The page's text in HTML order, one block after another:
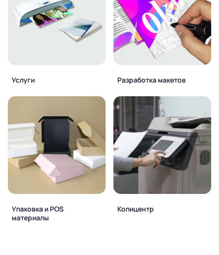
Услуги Разработка макетов
Упаковка и POS
материалы
Копицентр